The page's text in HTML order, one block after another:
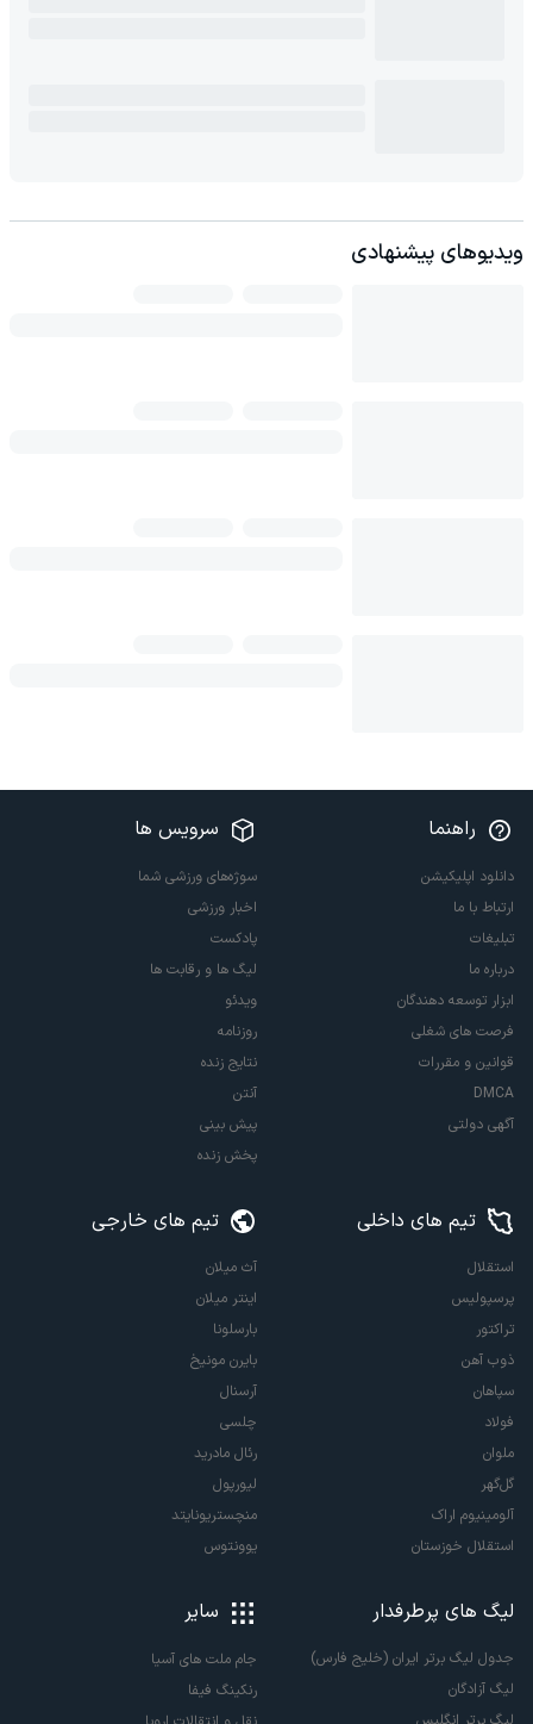
ویدیوهای پیشنهادی
راهنما
دانلود اپلیکیشن
ارتباط با ما
تبلیغات
درباره ما
ابزار توسعه دهندگان
فرصت های شغلی
قوانین و مقررات
DMCA
آگهی دولتی
سرویس ها
سوژه‌های ورزشی شما
اخبار ورزشی
پادکست
لیگ ها و رقابت ها
ویدئو
روزنامه
نتایج زنده
آنتن
پیش بینی
پخش زنده
تیم های داخلی
استقلال
پرسپولیس
تراکتور
ذوب آهن
سپاهان
فولاد
ملوان
گل‌گهر
آلومینیوم اراک
استقلال خوزستان
تیم های خارجی
آث میلان
اینتر میلان
بارسلونا
بایرن مونیخ
آرسنال
چلسی
رئال مادرید
لیورپول
منچستریونایتد
یوونتوس
لیگ های پرطرفدار
جدول لیگ برتر ایران (خلیج فارس)
لیگ آزادگان
سایر
جام ملت های آسیا
رنکینگ فیفا